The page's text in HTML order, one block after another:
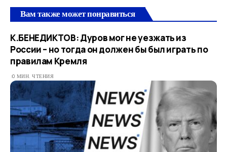
Вам также может понравиться
К.БЕНЕДИКТОВ: Дуров мог не уезжать из
России – но тогда он должен бы был играть по
правилам Кремля
0 МИН. ЧТЕНИЯ